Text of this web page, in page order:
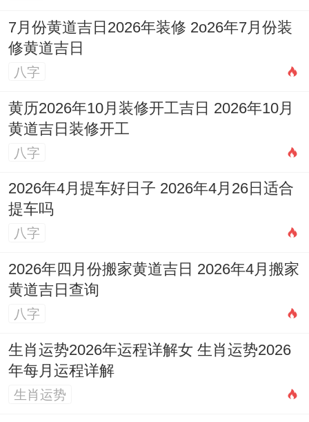
能效果显著！
忌不择吉时
：吉日中亦有凶时。选择了吉日.
还需选择当日的吉时进行关键操作。如支付
定金、签署合同或提取车辆。
避免在凶时进行这些事项;比方说1月1日的
申时与亥时为凶时！
购车择吉注意事项
选择购车吉日时还有部分细节必须您留心，
以确保万无一失！
区分「买车」与「提车」
:在黄历中「买车」
同「提车」有时可能被赋予不相同的含义或
宜忌，1月10日黄历显示忌「买车」、但同
日的「宜」项中却里面有「提车」.
7月份黄道吉日2026年装修 2o26年7月份装
修黄道吉日
八字
黄历2026年10月装修开工吉日 2026年10月
黄道吉日装修开工
八字
2026年4月提车好日子 2026年4月26日适合
提车吗
八字
2026年四月份搬家黄道吉日 2026年4月搬家
黄道吉日查询
八字
生肖运势2026年运程详解女 生肖运势2026
年每月运程详解
生肖运势